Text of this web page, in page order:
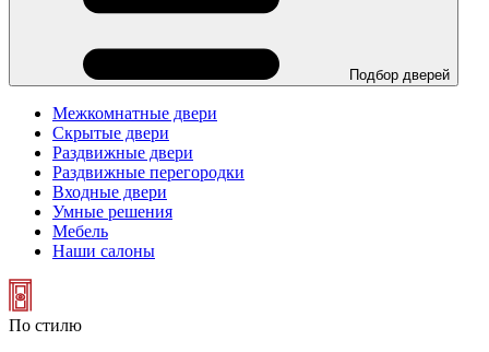
Подбор дверей
Межкомнатные двери
Скрытые двери
Раздвижные двери
Раздвижные перегородки
Входные двери
Умные решения
Мебель
Наши салоны
По стилю